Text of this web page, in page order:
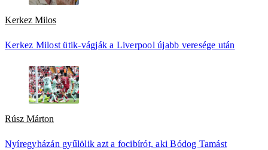
Kerkez Milos
Kerkez Milost ütik-vágják a Liverpool újabb veresége után
Rúsz Márton
Nyíregyházán gyűlölik azt a focibírót, aki Bódog Tamást